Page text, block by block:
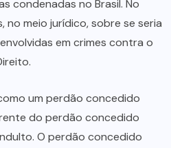
condenadas no Brasil. No
meio jurídico, sobre se seria
em crimes contra o
um perdão concedido
do perdão concedido
O perdão concedido